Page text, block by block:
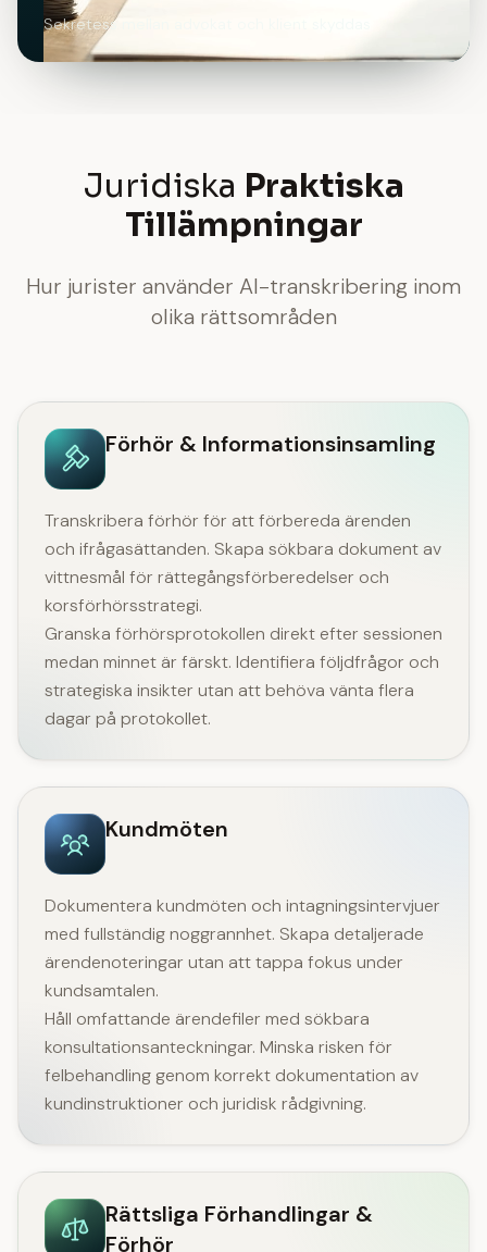
Sekretess mellan advokat och klient skyddas
Juridiska Praktiska
Tillämpningar
Hur jurister använder AI-transkribering inom
olika rättsområden
Förhör & Informationsinsamling
Transkribera förhör för att förbereda ärenden
och ifrågasättanden. Skapa sökbara dokument av
vittnesmål för rättegångsförberedelser och
korsförhörsstrategi.
Granska förhörsprotokollen direkt efter sessionen
medan minnet är färskt. Identifiera följdfrågor och
strategiska insikter utan att behöva vänta flera
dagar på protokollet.
Kundmöten
Dokumentera kundmöten och intagningsintervjuer
med fullständig noggrannhet. Skapa detaljerade
ärendenoteringar utan att tappa fokus under
kundsamtalen.
Håll omfattande ärendefiler med sökbara
konsultationsanteckningar. Minska risken för
felbehandling genom korrekt dokumentation av
kundinstruktioner och juridisk rådgivning.
Rättsliga Förhandlingar &
Förhör